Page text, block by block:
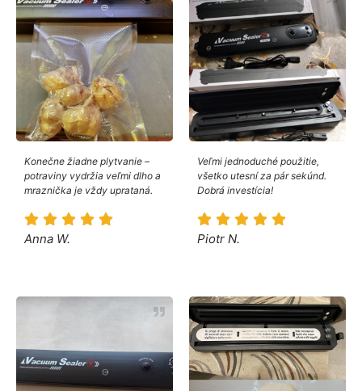
Konečne žiadne plytvanie –
potraviny vydržia veľmi dlho a
mraznička je vždy uprataná.
Anna W.
Veľmi jednoduché použitie,
všetko utesní za pár sekúnd.
Dobrá investícia!
Piotr N.